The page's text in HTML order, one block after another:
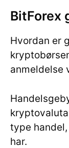
BitForex
Hvordan er
anmeldelse
type
har.